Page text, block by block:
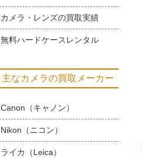
カメラ・レンズの買取実績
無料ハードケースレンタル
主なカメラの買取メーカー
Canon（キャノン）
Nikon（ニコン）
ライカ（Leica）